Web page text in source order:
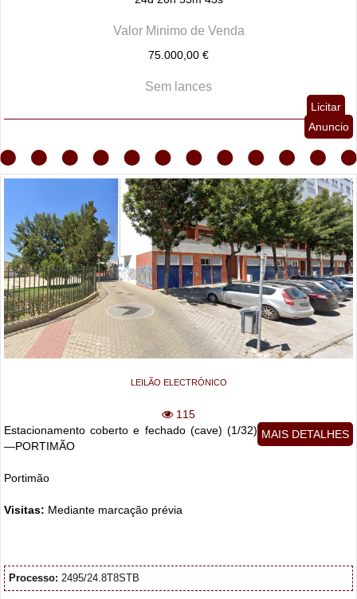
Valor Minimo de Venda
75.000,00 €
Sem lances
Licitar
Anuncio
LEILÃO ELECTRÓNICO
115
MAIS DETALHES
Estacionamento coberto e fechado (cave) (1/32)
—PORTIMÃO
Portimão
Visitas: Mediante marcação prévia
Processo: 2495/24.8T8STB